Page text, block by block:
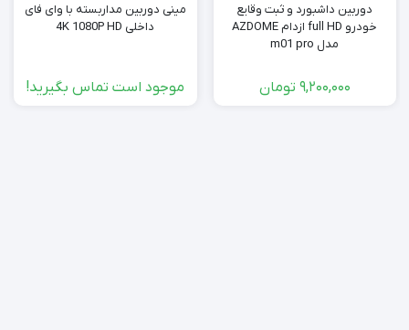
دوربین داشبورد و ثبت وقایع
خودرو full HD ازدام AZDOME
مدل m01 pro
9,200,000 تومان
مینی دوربین مداربسته با وای فای
داخلی 4K 1080P HD
موجود است تماس بگیرید!